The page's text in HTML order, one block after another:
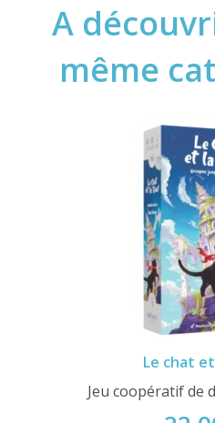
A
même
Le chat
Jeu coopératif de